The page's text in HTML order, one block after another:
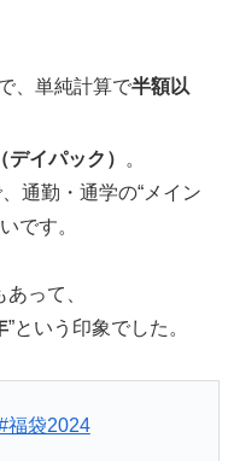
、単純計算で半額以
デイパック）
。
通勤・通学の“メイン
です。
って、
”という印象でした。
福袋2024